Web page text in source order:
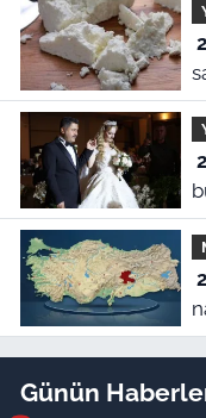
Günün